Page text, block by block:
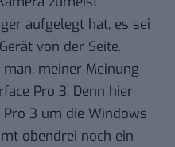
aufgelegt hat, es sei
von der Seite.
meiner Meinung
Pro 3. Denn hier
3 um die Windows
obendrei noch ein